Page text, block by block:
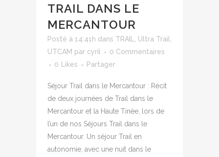
TRAIL DANS LE
MERCANTOUR
Posté à 14:41h dans TRAIL Ultra Trail
UTCAM par cyril
0 Commentaires
0
Likes Partager
Séjour Trail dans le Mercantour : Récit
de deux journées de Trail dans le
Mercantour et la Haute Tinée, lors de
l’un de nos Séjours Trail dans le
Mercantour. Un séjour Trail en
autonomie, avec une nuit dans le